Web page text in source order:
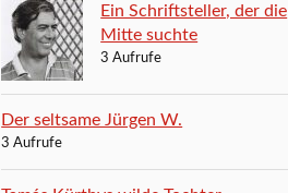
Ein Schriftsteller, der die
Mitte suchte
3 Aufrufe
Der seltsame Jürgen W.
3 Aufrufe